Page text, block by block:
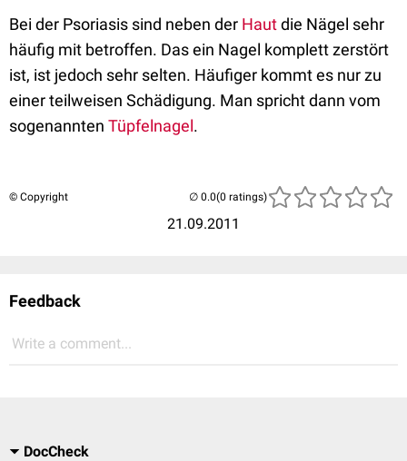
Bei der Psoriasis sind neben der Hautdie Nägel sehr
häufig mit betroffen. Das ein Nagel komplett zerstört
ist, ist jedoch sehr selten. Häufiger kommt es nur zu
einer teilweisen Schädigung. Man spricht dann vom
sogenannten Tüpfelnagel.
© Copyright
21.09.2011
(0 ratings)
Feedback
Write a comment...
DocCheck